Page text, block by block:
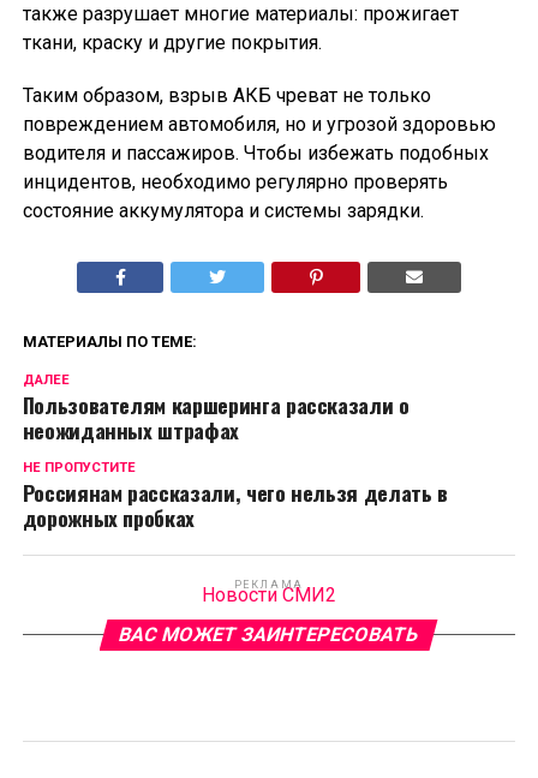
также разрушает многие материалы: прожигает
ткани, краску и другие покрытия.
Таким образом, взрыв АКБ чреват не только
повреждением автомобиля, но и угрозой здоровью
водителя и пассажиров. Чтобы избежать подобных
инцидентов, необходимо регулярно проверять
состояние аккумулятора и системы зарядки.
МАТЕРИАЛЫ ПО ТЕМЕ:
ДАЛЕЕ
Пользователям каршеринга рассказали о
неожиданных штрафах
НЕ ПРОПУСТИТЕ
Россиянам рассказали, чего нельзя делать в
дорожных пробках
РЕКЛАМА
Новости СМИ2
ВАС МОЖЕТ ЗАИНТЕРЕСОВАТЬ